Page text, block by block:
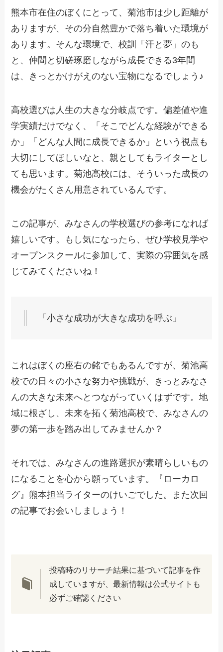
熊本市在住のぼくにとって、菊池市は少し距離が
ありますが、その分自然豊かで落ち着いた環境が
あります。そんな環境で、校訓「汗と夢」のも
と、仲間と切磋琢磨しながら成長できる3年間
は、きっとかけがえのない宝物になるでしょう♪
高校選びは人生の大きな分岐点です。偏差値や進
学実績だけでなく、「そこでどんな経験ができる
か」「どんな人間に成長できるか」という視点も
大切にしてほしいなと、親としてもライターとし
ても思います。菊池高校には、そういった成長の
機会がたくさん用意されているんです。
この記事が、みなさんの学校選びの参考になれば
嬉しいです。もし気になったら、ぜひ学校見学や
オープンスクールに参加して、実際の雰囲気を感
じてみてくださいね！
「小さな成功が大きな成功を呼ぶ」
これはぼくの座右の銘でもあるんですが、菊池高
校での日々の小さな努力や挑戦が、きっとみなさ
んの大きな未来へとつながっていくはずです。地
域に根ざし、未来を拓く菊池高校で、みなさんの
夢の第一歩を踏み出してみませんか？
それでは、みなさんの進路選択が素晴らしいもの
になることを心から願っています。『ローカロ
グ』熊本担当ライターのけいごでした。また次回
の記事でお会いしましょう！
投稿時のリサーチ結果に基づいて記事を作
成していますが、最新情報は公式サイトも
必ずご確認ください